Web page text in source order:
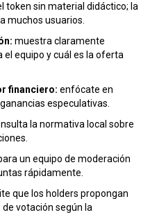
token sin material didáctico; la
muchos usuarios.
muestra claramente
equipo y cuál es la oferta
financiero: enfócate en
especulativas.
la normativa local sobre
un equipo de moderación
rápidamente.
que los holders propongan
votación según la